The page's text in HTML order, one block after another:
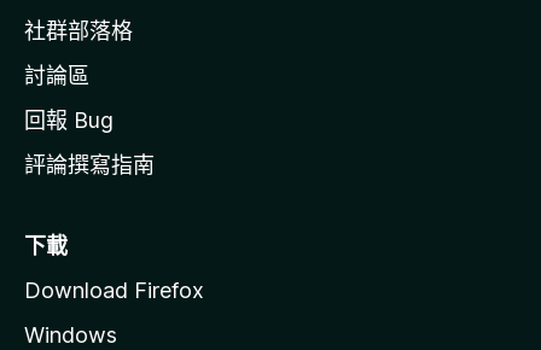
社群部落格
討論區
回報 Bug
評論撰寫指南
下載
Download Firefox
Windows